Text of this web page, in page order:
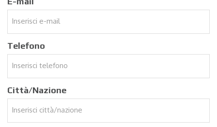
Telefono
Città/Nazione